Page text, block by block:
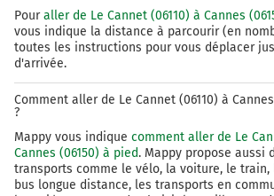
Pouraller de Le Cannet (06110) à Cannes
vous indique la distance à parcourir (en
toutes les instructions pour vous déplacer
d'arrivée.
Comment aller de Le Cannet (06110) à
?
Mappy vous indique comment aller de Le
Cannes (06150) à pied. Mappy propose aussi
transports comme le vélo, la voiture, le train,
bus longue distance, les transports en